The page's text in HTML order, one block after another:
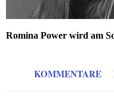
Romina Power wird am
KOMMENTARE